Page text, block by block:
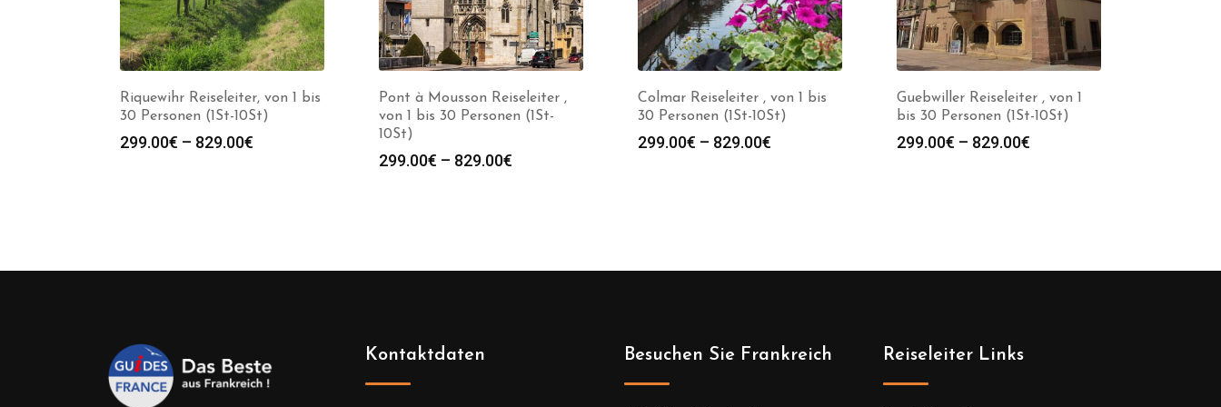
Riquewihr Reiseleiter, von 1 bis
30 Personen (1St-10St)
299.00€ – 829.00€
Pont à Mousson Reiseleiter ,
von 1 bis 30 Personen (1St-
10St)
299.00€ – 829.00€
Colmar Reiseleiter , von 1 bis
30 Personen (1St-10St)
299.00€ – 829.00€
Guebwiller Reiseleiter , von 1
bis 30 Personen (1St-10St)
299.00€ – 829.00€
Kontaktdaten Besuchen Sie Frankreich Reiseleiter Links